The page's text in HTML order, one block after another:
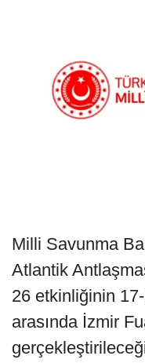
Milli Savunma
Atlantik
26 etkinliğinin
arasında İzmir